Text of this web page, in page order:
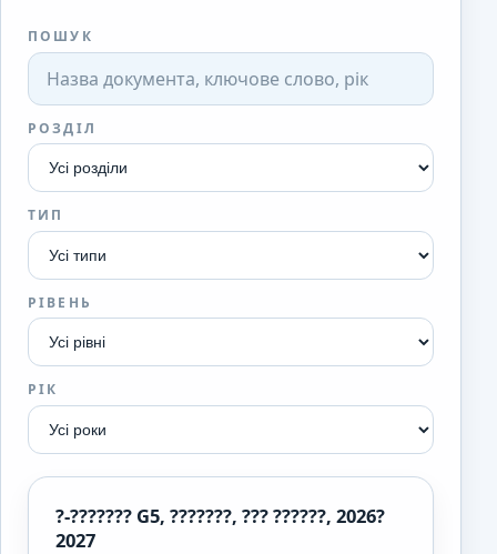
ПОШУК
РОЗДІЛ
ТИП
РІВЕНЬ
РІК
?-??????? G5, ???????, ??? ??????, 2026?
2027